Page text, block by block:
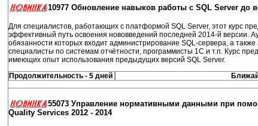
10977 Обновление навыков работы с SQL Server до
Для специалистов, работающих с платформой SQL Server, этот курс
эффективный путь освоения нововведений последней 2014-й версии.
обязанности которых входит администрирование SQL-сервера, а также
специалисты по системам отчётности, программисты 1С и т.п. Курс
имеющих опыт использования предыдущих версий SQL Server.
Продолжительность - 5 дней
55073 Управление нормативными данными при
Quality Services 2012 - 2014